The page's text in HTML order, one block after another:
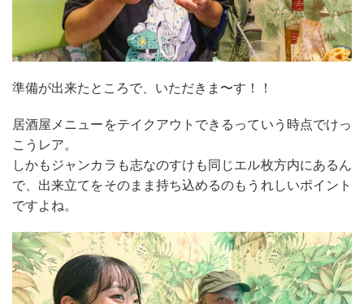
準備が出来たところで、いただきま〜す！！
居酒屋メニューをテイクアウトできるっていう時点でけっ
こうレア。
しかもジャンカラも志なのすけも同じエル枚方内にあるん
で、出来立てをそのまま持ち込めるのもうれしいポイント
ですよね。